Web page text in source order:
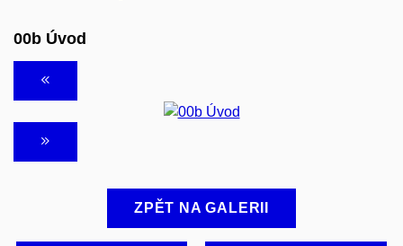
00b Úvod
ZPĚT NA GALERII